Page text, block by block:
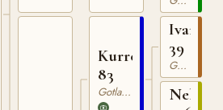
Kurre
83
Gotlandsruss
Ivan
39
Gotlandsruss
Nella